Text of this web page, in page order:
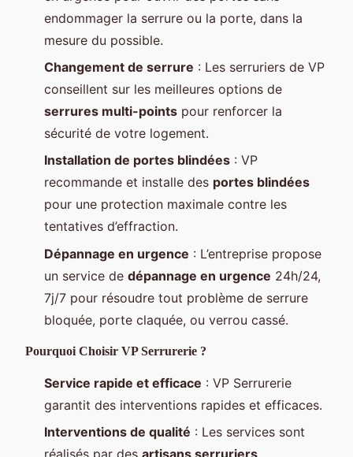
endommager la serrure ou la porte, dans la
mesure du possible.
Changement de serrure : Les serruriers de VP
conseillent sur les meilleures options de
serrures multi-points pour renforcer la
sécurité de votre logement.
Installation de portes blindées : VP
recommande et installe des portes blindées
pour une protection maximale contre les
tentatives d’effraction.
Dépannage en urgence : L’entreprise propose
un service de dépannage en urgence 24h/24,
7j/7 pour résoudre tout problème de serrure
bloquée, porte claquée, ou verrou cassé.
Pourquoi Choisir VP Serrurerie ?
Service rapide et efficace : VP Serrurerie
garantit des interventions rapides et efficaces.
Interventions de qualité : Les services sont